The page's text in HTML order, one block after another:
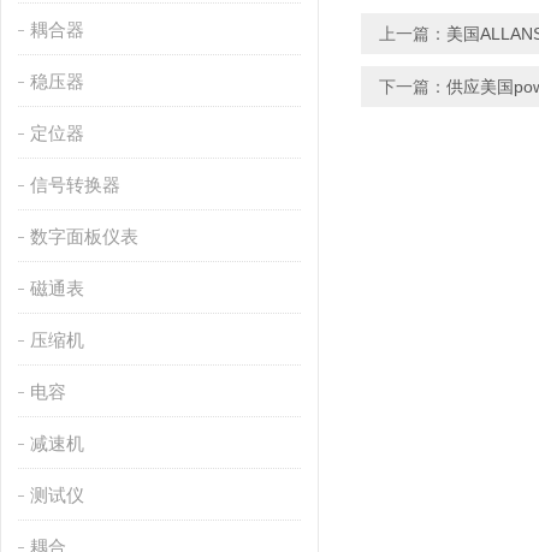
耦合器
稳压器
定位器
信号转换器
数字面板仪表
磁通表
压缩机
电容
减速机
测试仪
耦合
上一篇： 美国
下一篇： 供应美国